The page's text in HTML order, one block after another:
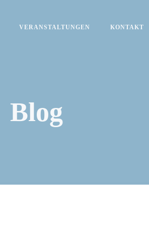
VERANSTALTUNGEN KONTAKT
Blog